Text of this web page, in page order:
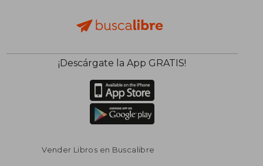
$ 48.39
$ 29.03
40%
dcto.
¡Descárgate la App GRATIS!
Vender Libros en Buscalibre